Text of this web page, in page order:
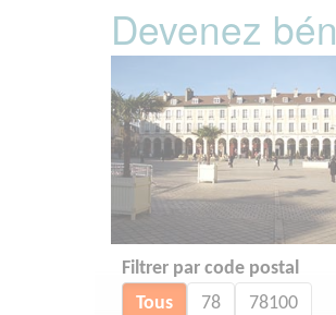
Devenez
Filtrer par code postal
Tous 78 78100